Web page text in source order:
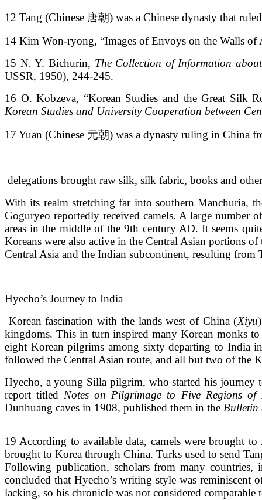
12 Tang (Chinese 唐朝) was a Chinese dynasty that
14 Kim Won-ryong, “Images of Envoys on the Walls of
15 N. Y. Bichurin, The Collection of Information
USSR, 1950), 244-245.
16 O. Kobzeva, “Korean Studies and the Great Silk
Korean Studies аnd University Cooperation between
17 Yuan (Chinese 元朝) was a dynasty ruling in China
delegations brought raw silk, silk fabric, books and
With its realm stretching far into southern Manchuria,
Goguryeo reportedly received camels. A large number
areas in the middle of the 9th century AD. It seems
Koreans were also active in the Central Asian portions
Central Asia and the Indian subcontinent, resulting from
Hyecho’s Journey to India
Korean fascination with the lands west of China (Xiyu
kingdoms. This in turn inspired many Korean monks
eight Korean pilgrims among sixty departing to India
followed the Central Asian route, and all but two of the
Hyecho, a young Silla pilgrim, who started his
report titledNotes on Pilgrimage to Five Regions
Dunhuang caves in 1908, published them in the Bulletin
19 According to available data, camels were brought
brought to Korea through China. Turks used to send
Following publication, scholars from many countries,
concluded that Hyecho’s writing style was reminiscent
lacking, so his chronicle was not considered